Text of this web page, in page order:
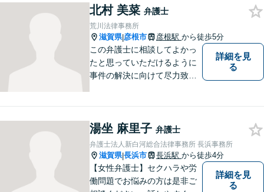
北村 美菜 弁護士
荒川法律事務所
滋賀県|彦根市 彦根駅 から徒歩5分
この弁護士に相談してよかっ
たと思っていただけるように
事件の解決に向けて尽力致し
詳細を見
る
湯坐 麻里子 弁護士
弁護士法人新白河総合法律事務所 長浜事務所
滋賀県|長浜市 長浜駅 から徒歩4分
【女性弁護士】セクハラや労
働問題でお悩みの方は是非ご
詳細を見
る